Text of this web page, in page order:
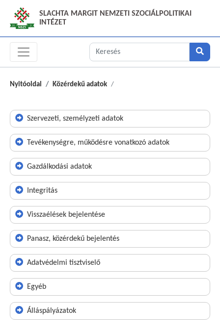
SLACHTA MARGIT NEMZETI SZOCIÁLPOLITIKAI
INTÉZET
Nyitóoldal Közérdekű adatok
Szervezeti, személyzeti adatok
Tevékenységre, működésre vonatkozó adatok
Gazdálkodási adatok
Integritás
Visszaélések bejelentése
Panasz, közérdekű bejelentés
Adatvédelmi tisztviselő
Egyéb
Álláspályázatok